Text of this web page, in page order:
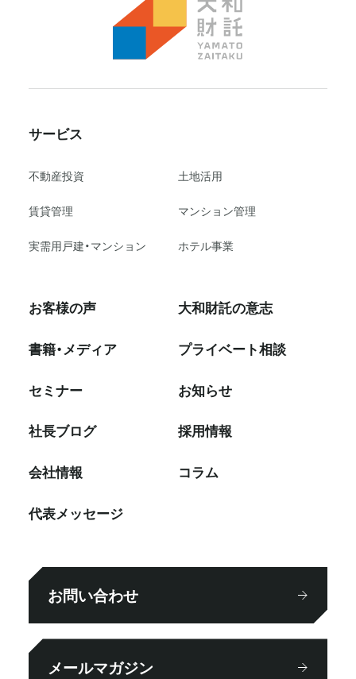
サービス
不動産投資
⼟地活⽤
賃貸管理
マンション管理
実需用戸建・マンション
ホテル事業
お客様の声
書籍・メディア
セミナー
社⻑ブログ
会社情報
代表メッセージ
大和財託の意志
プライベート相談
お知らせ
採⽤情報
コラム
お問い合わせ
メールマガジン